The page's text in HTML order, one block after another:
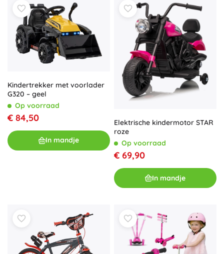
Kindertrekker met voorlader
G320 – geel
Op voorraad
€ 84,50
In mandje
Elektrische kindermotor STAR
roze
Op voorraad
€ 69,90
In mandje